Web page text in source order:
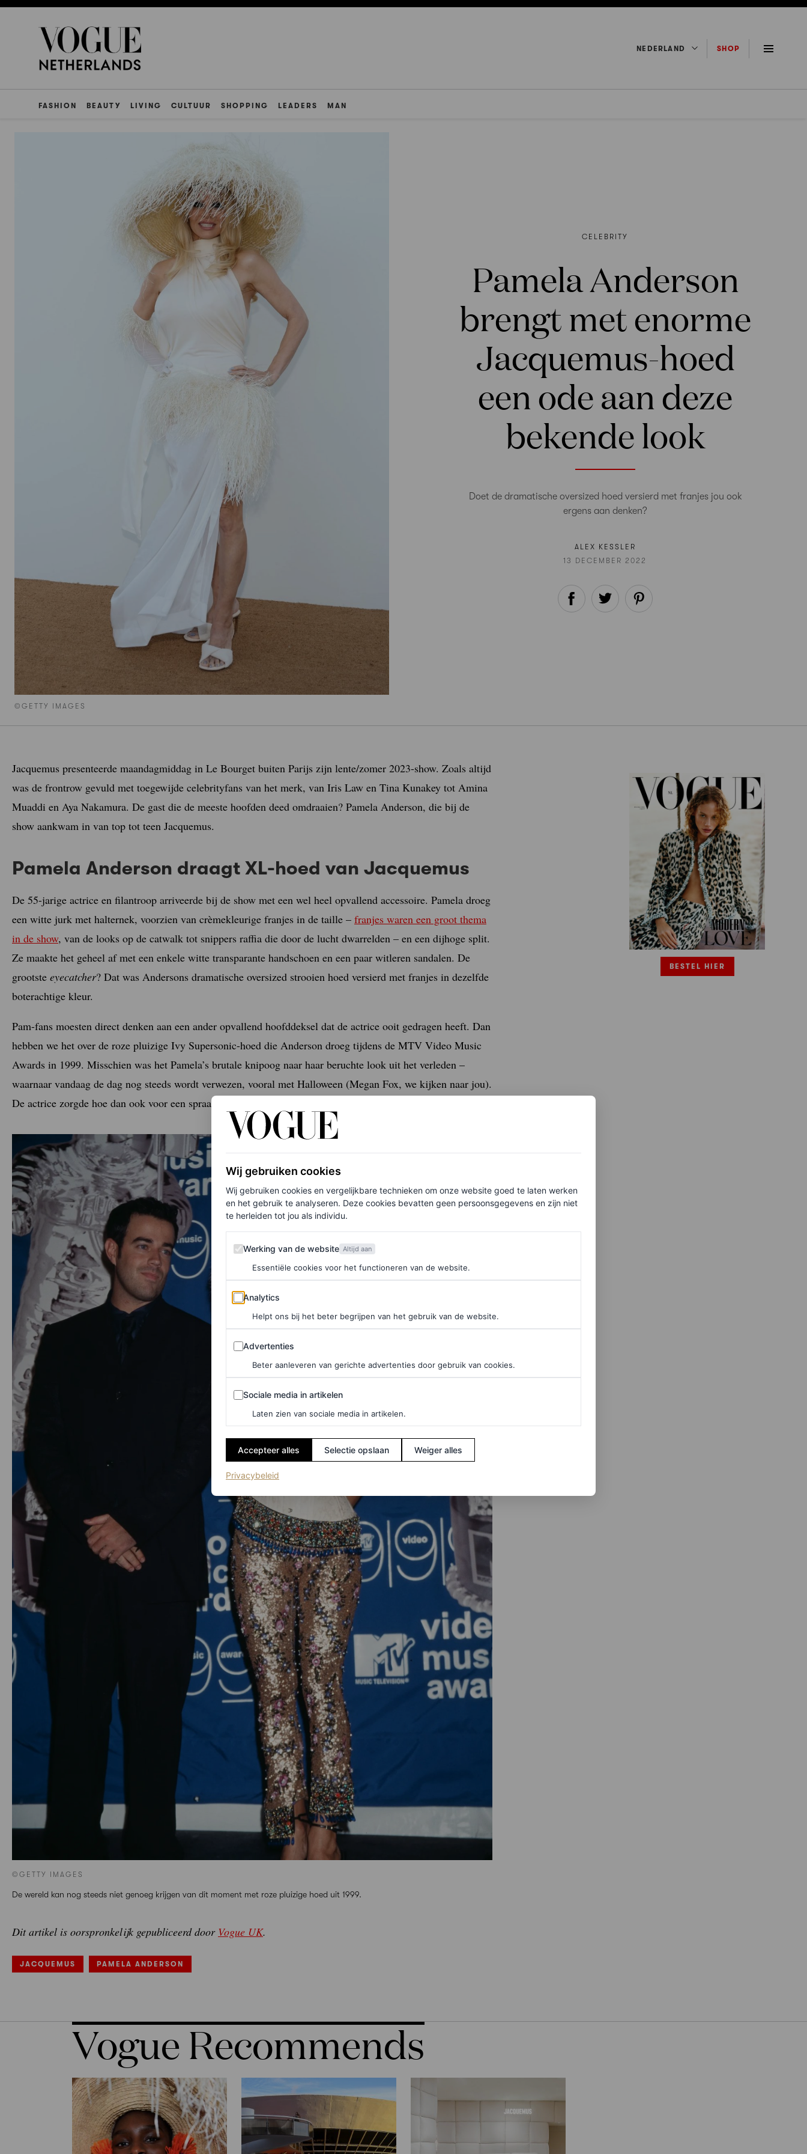
NEDERLAND SHOP
FASHION BEAUTY LIVING CULTUUR SHOPPING LEADERS MAN
©GETTY IMAGES
CELEBRITY
Pamela Anderson
brengt met enorme
Jacquemus-hoed
een ode aan deze
bekende look
Doet de dramatische oversized hoed versierd met franjes jou ook
ergens aan denken?
ALEX KESSLER
13 DECEMBER 2022
Jacquemus presenteerde maandagmiddag in Le Bourget buiten Parijs zijn lente/zomer 2023-show. Zoals altijd
was de frontrow gevuld met toegewijde celebrityfans van het merk, van Iris Law en Tina Kunakey tot Amina
Muaddi en Aya Nakamura. De gast die de meeste hoofden deed omdraaien? Pamela Anderson, die bij de
show aankwam in van top tot teen Jacquemus.
Pamela Anderson draagt XL-hoed van Jacquemus
De 55-jarige actrice en filantroop arriveerde bij de show met een wel heel opvallend accessoire. Pamela droeg
een witte jurk met halternek, voorzien van crèmekleurige franjes in de taille – franjes waren een groot thema
in de show, van de looks op de catwalk tot snippers raffia die door de lucht dwarrelden – en een dijhoge split.
Ze maakte het geheel af met een enkele witte transparante handschoen en een paar witleren sandalen. De
grootste eyecatcher? Dat was Andersons dramatische oversized strooien hoed versierd met franjes in dezelfde
boterachtige kleur.
Pam-fans moesten direct denken aan een ander opvallend hoofddeksel dat de actrice ooit gedragen heeft. Dan
hebben we het over de roze pluizige Ivy Supersonic-hoed die Anderson droeg tijdens de MTV Video Music
Awards in 1999. Misschien was het Pamela’s brutale knipoog naar haar beruchte look uit het verleden –
waarnaar vandaag de dag nog steeds wordt verwezen, vooral met Halloween (Megan Fox, we kijken naar jou).
De actrice zorgde hoe dan ook voor een spraakmakend stijlmoment.
©GETTY IMAGES
De wereld kan nog steeds niet genoeg krijgen van dit moment met roze pluizige hoed uit 1999.
Dit artikel is oorspronkelijk gepubliceerd door Vogue UK.
JACQUEMUS PAMELA ANDERSON
BESTEL HIER
Vogue Recommends
Wij gebruiken cookies
Wij gebruiken cookies en vergelijkbare technieken om onze website goed te laten werken
en het gebruik te analyseren. Deze cookies bevatten geen persoonsgegevens en zijn niet
te herleiden tot jou als individu.
Werking van de website
Werking van de website Altijd aan
Essentiële cookies voor het functioneren van de website.
Analytics
Analytics
Helpt ons bij het beter begrijpen van het gebruik van de website.
Advertenties
Advertenties
Beter aanleveren van gerichte advertenties door gebruik van cookies.
Sociale media in artikelen
Sociale media in artikelen
Laten zien van sociale media in artikelen.
Accepteer alles Selectie opslaan Weiger alles
Privacybeleid